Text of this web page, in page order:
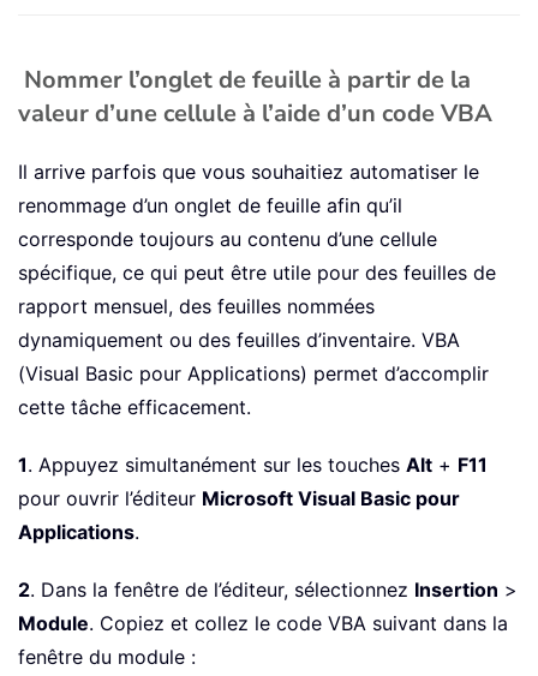
Nommer l’onglet de feuille à partir de la
valeur d’une cellule à l’aide d’un code VBA
Il arrive parfois que vous souhaitiez automatiser le
renommage d’un onglet de feuille afin qu’il
corresponde toujours au contenu d’une cellule
spécifique, ce qui peut être utile pour des feuilles de
rapport mensuel, des feuilles nommées
dynamiquement ou des feuilles d’inventaire. VBA
(Visual Basic pour Applications) permet d’accomplir
cette tâche efficacement.
1. Appuyez simultanément sur les touches Alt + F11
pour ouvrir l’éditeur Microsoft Visual Basic pour
Applications.
2. Dans la fenêtre de l’éditeur, sélectionnez Insertion >
Module. Copiez et collez le code VBA suivant dans la
fenêtre du module :